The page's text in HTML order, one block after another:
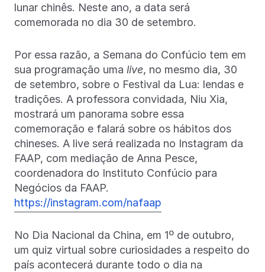
lunar chinês. Neste ano, a data será
comemorada no dia 30 de setembro.
Por essa razão, a Semana do Confúcio tem em
sua programação uma live, no mesmo dia, 30
de setembro, sobre o Festival da Lua: lendas e
tradições. A professora convidada, Niu Xia,
mostrará um panorama sobre essa
comemoração e falará sobre os hábitos dos
chineses. A live será realizada no Instagram da
FAAP, com mediação de Anna Pesce,
coordenadora do Instituto Confúcio para
Negócios da FAAP.
https://instagram.com/nafaap
No Dia Nacional da China, em 1º de outubro,
um quiz virtual sobre curiosidades a respeito do
país acontecerá durante todo o dia na